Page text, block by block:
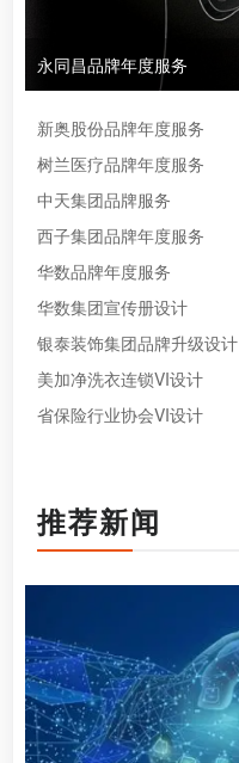
永同昌品牌年度服务
新奥股份品牌年度服务
树兰医疗品牌年度服务
中天集团品牌服务
西子集团品牌年度服务
华数品牌年度服务
华数集团宣传册设计
银泰装饰集团品牌升级设计
美加净洗衣连锁VI设计
省保险行业协会VI设计
推荐新闻